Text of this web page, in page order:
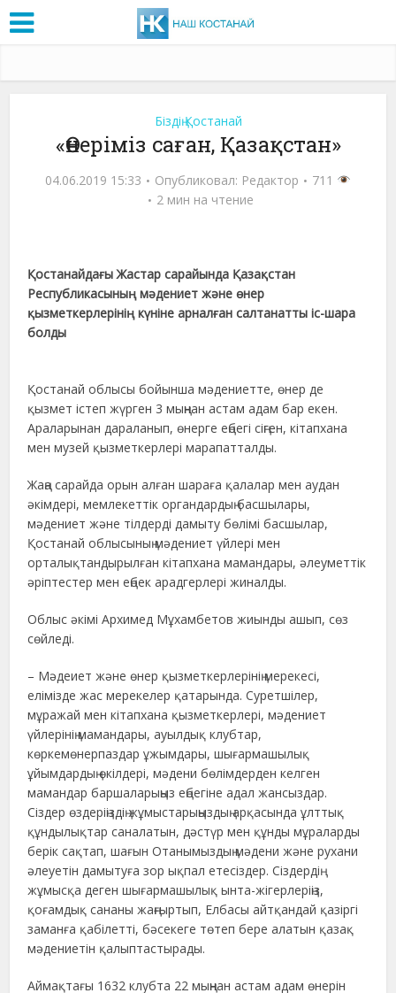
Біздің Қостанай
«Өнеріміз саған, Қазақстан»
04.06.2019 15:33 Опубликовал: Редактор
711
2 мин на чтение
Қостанайдағы Жастар сарайында Қазақстан
Республикасының мәдениет және өнер
қызметкерлерінің күніне арналған салтанатты іс-шара
болды
Қостанай облысы бойынша мәдениетте, өнер де
қызмет істеп жүрген 3 мыңнан астам адам бар екен.
Араларынан дараланып, өнерге еңбегі сіңген, кітапхана
мен музей қызметкерлері марапатталды.
Жаңа сарайда орын алған шараға қалалар мен аудан
әкімдері, мемлекеттік органдардың басшылары,
мәдениет және тілдерді дамыту бөлімі басшылар,
Қостанай облысының мәдениет үйлері мен
орталықтандырылған кітапхана мамандары, әлеуметтік
әріптестер мен еңбек арадгерлері жиналды.
Облыс әкімі Архимед Мұхамбетов жиынды ашып, сөз
сөйледі.
– Мәдеиет және өнер қызметкерлерінің мерекесі,
елімізде жас мерекелер қатарында. Суретшілер,
мұражай мен кітапхана қызметкерлері, мәдениет
үйлерінің мамандары, ауылдық клубтар,
көркемөнерпаздар ұжымдары, шығармашылық
ұйымдардың өкілдері, мәдени бөлімдерден келген
мамандар баршаларыңыз еңбегіне адал жансыздар.
Сіздер өздеріңіздің жұмыстарыңыздың арқасында ұлттық
құндылықтар саналатын, дәстүр мен құнды мұраларды
берік сақтап, шағын Отанымыздың мәдени және рухани
әлеуетін дамытуға зор ықпал етесіздер. Сіздердің
жұмысқа деген шығармашылық ынта-жігерлеріңіз,
қоғамдық сананы жаңғыртып, Елбасы айтқандай қазіргі
заманға қабілетті, бәсекеге төтеп бере алатын қазақ
мәдениетін қалыптастырады.
Аймақтағы 1632 клубта 22 мыңнан астам адам өнерін